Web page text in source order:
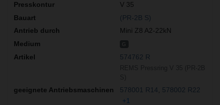
V 35
(PR-2B S)
Mini Z8 A2-22kN
574762 R
578001 R14
578002 R22
+1